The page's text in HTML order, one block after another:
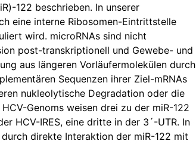
122 beschrieben. In unserer
eine interne Ribosomen-Eintrittstelle
wird. microRNAs sind nicht
post-transkriptionell und Gewebe- und
aus längeren Vorläufermolekülen durch
Sequenzen ihrer Ziel-mRNAs
nukleolytische Degradation oder die
Genoms weisen drei zu der miR-122
HCV-IRES, eine dritte in der 3´-UTR. In
direkte Interaktion der miR-122 mit